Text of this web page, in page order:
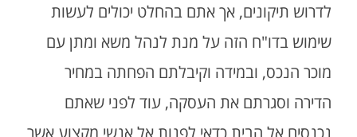
לדרוש תיקונים, אך אתם בהחלט יכולים לעשות
שימוש בדו"ח הזה על מנת לנהל משא ומתן עם
מוכר הנכס, ובמידה וקיבלתם הפחתה במחיר
הדירה וסגרתם את העסקה, עוד לפני שאתם
נכנסים אל הבית כדאי לפנות אל אנשי מקצוע אשר